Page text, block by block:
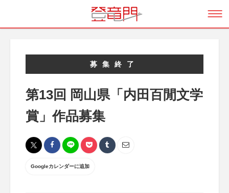
募集終了
第13回 岡山県「内田百閒文学
賞」作品募集
Googleカレンダーに追加